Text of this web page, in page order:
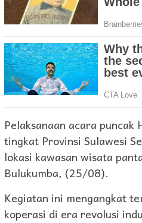
Pelaksanaan acara
tingkat Provinsi Sulawesi
lokasi kawasan wisata
Bulukumba, (25/08).
Kegiatan ini mengangkat
koperasi di era revolusi